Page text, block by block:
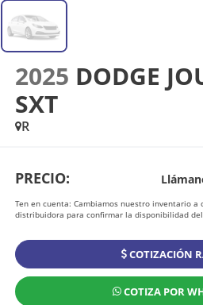
2025 DODGE
SXT
R
PRECIO:
Ten en cuenta: Cambiamos nuestro inventario a
distribuidora para confirmar la disponibilidad
COTIZACIÓN
COTIZA POR